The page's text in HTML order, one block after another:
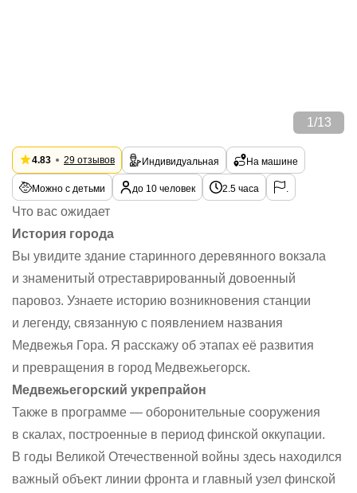
1 /13
4.83 29 отзывов Индивидуальная На машине
Можно с детьми до 10 человек 2.5 часа .
Что вас ожидает
История города
Вы увидите здание старинного деревянного вокзала
и знаменитый отреставрированный довоенный
паровоз. Узнаете историю возникновения станции
и легенду, связанную с появлением названия
Медвежья Гора. Я расскажу об этапах её развития
и превращения в город Медвежьегорск.
Медвежьегорский укрепрайон
Также в программе — оборонительные сооружения
в скалах, построенные в период финской оккупации.
В годы Великой Отечественной войны здесь находился
важный объект линии фронта и главный узел финской